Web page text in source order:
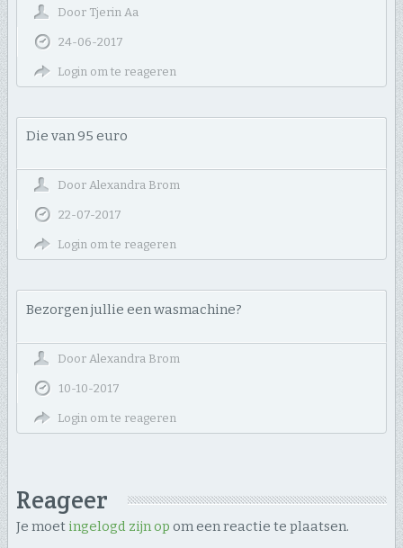
Door Tjerin Aa
24-06-2017
Login om te reageren
Die van 95 euro
Door Alexandra Brom
22-07-2017
Login om te reageren
Bezorgen jullie een wasmachine?
Door Alexandra Brom
10-10-2017
Login om te reageren
Reageer
Je moet ingelogd zijn op om een reactie te plaatsen.